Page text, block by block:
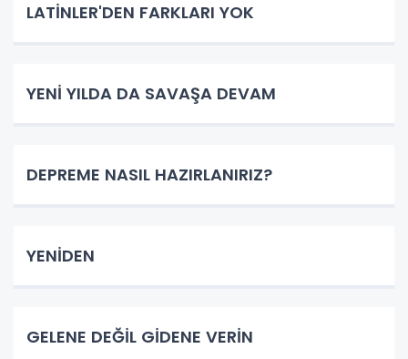
LATİNLER'DEN FARKLARI YOK
YENİ YILDA DA SAVAŞA DEVAM
DEPREME NASIL HAZIRLANIRIZ?
YENİDEN
GELENE DEĞİL GİDENE VERİN